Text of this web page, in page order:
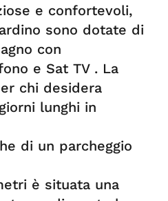
e confortevoli,
sono dotate di
con
e Sat TV . La
chi desidera
lunghi in
di un parcheggio
è situata una